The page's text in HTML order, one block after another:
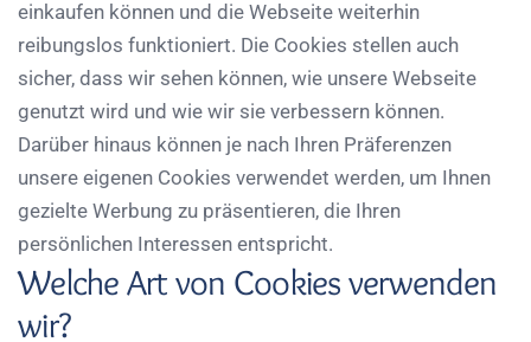
einkaufen können und die Webseite weiterhin
reibungslos funktioniert. Die Cookies stellen auch
sicher, dass wir sehen können, wie unsere Webseite
genutzt wird und wie wir sie verbessern können.
Darüber hinaus können je nach Ihren Präferenzen
unsere eigenen Cookies verwendet werden, um Ihnen
gezielte Werbung zu präsentieren, die Ihren
persönlichen Interessen entspricht.
Welche Art von Cookies verwenden
wir?